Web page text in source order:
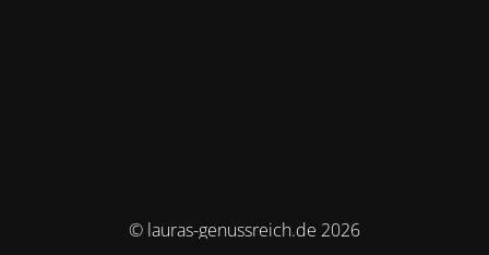
© lauras-genussreich.de 2026